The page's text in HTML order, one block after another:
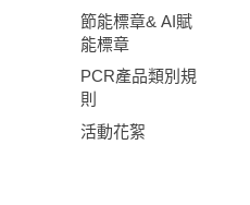
節能標章& AI賦
能標章
PCR產品類別規
則
活動花絮